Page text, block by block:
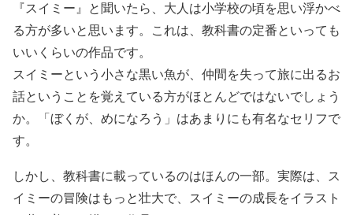
『スイミー』と聞いたら、大人は小学校の頃を思い浮かべ
る方が多いと思います。これは、教科書の定番といっても
いいくらいの作品です。
スイミーという小さな黒い魚が、仲間を失って旅に出るお
話ということを覚えている方がほとんどではないでしょう
か。「ぼくが、めになろう」はあまりにも有名なセリフで
す。
しかし、教科書に載っているのはほんの一部。実際は、ス
イミーの冒険はもっと壮大で、スイミーの成長をイラスト